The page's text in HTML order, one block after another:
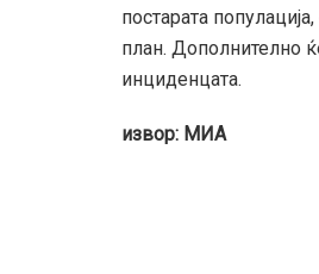
постарата
план. Дополнително
инциденцата.
извор: МИА